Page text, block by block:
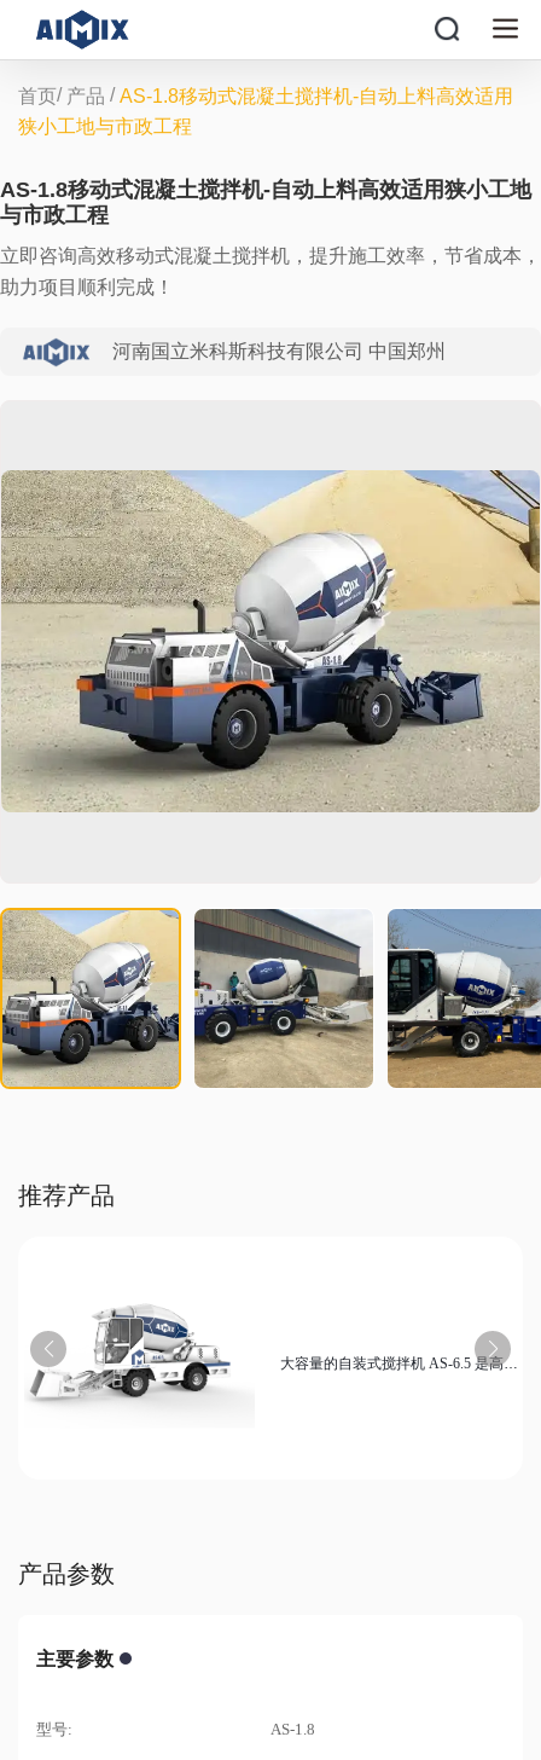
首页/ 产品 / AS-1.8移动式混凝土搅拌机-自动上料高效适用
狭小工地与市政工程
AS-1.8移动式混凝土搅拌机-自动上料高效适用狭小工地
与市政工程
立即咨询高效移动式混凝土搅拌机，提升施工效率，节省成本，
助力项目顺利完成！
河南国立米科斯科技有限公司 中国郑州
推荐产品
大容量的自装式搅拌机 AS-6.5 是高效
产品参数
主要参数
型号: AS-1.8